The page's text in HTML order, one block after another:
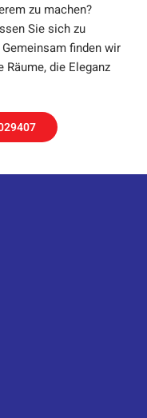
zu machen?
Sie sich zu
finden wir
die Eleganz